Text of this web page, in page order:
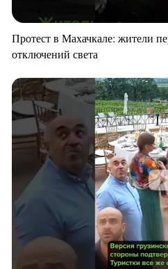
Протест в Махачкале: жители
отключений света